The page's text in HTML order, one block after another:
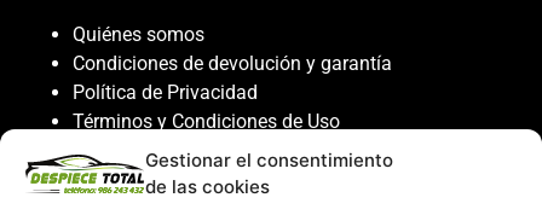
Gestionar el consentimiento
de las cookies
Quiénes somos
Condiciones de devolución y garantía
Política de Privacidad
Términos y Condiciones de Uso
Política de Cookies
Servicio al cliente